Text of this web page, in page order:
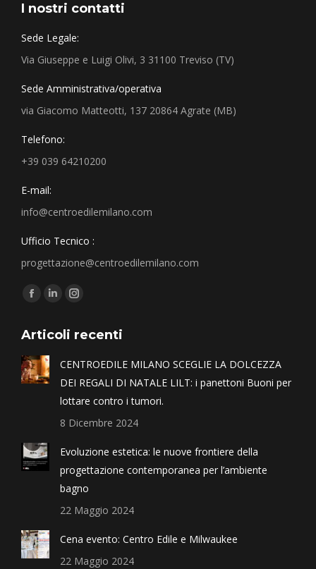
I nostri contatti
Sede Legale:
Via Giuseppe e Luigi Olivi, 3 31100 Treviso (TV)
Sede Amministrativa/operativa
via Giacomo Matteotti, 137 20864 Agrate (MB)
Telefono:
+39 039 64210200
E-mail:
info@centroedilemilano.com
Ufficio Tecnico :
progettazione@centroedilemilano.com
Find us on:
Articoli recenti
CENTROEDILE MILANO SCEGLIE LA DOLCEZZA
DEI REGALI DI NATALE LILT: i panettoni Buoni per
lottare contro i tumori.
8 Dicembre 2024
Evoluzione estetica: le nuove frontiere della
progettazione contemporanea per l’ambiente
bagno
22 Maggio 2024
Cena evento: Centro Edile e Milwaukee
22 Maggio 2024